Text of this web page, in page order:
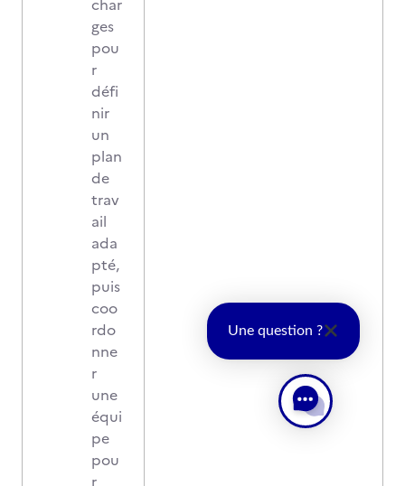
char
ges
pou
r
défi
nir
un
plan
de
trav
ail
ada
pté,
puis
coo
rdo
nne
r
une
équi
pe
pou
r
Une question ?